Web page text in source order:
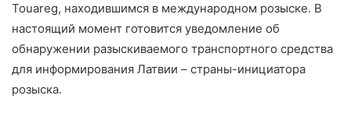
Touareg, находившимся в международном розыске. В
настоящий момент готовится уведомление об
обнаружении разыскиваемого транспортного средства
для информирования Латвии – страны-инициатора
розыска.